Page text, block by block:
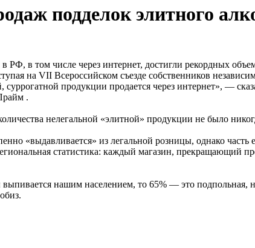
подделок элитного
в том числе через интернет, достигли рекордных
на VII Всероссийском съезде собственников
продукции продается через интернет», —
.
нелегальной «элитной» продукции не было
«выдавливается» из легальной розницы, однако
статистика: каждый магазин, прекращающий
нашим населением, то 65% — это подпольная,